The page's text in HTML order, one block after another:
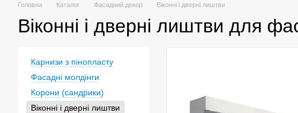
Головна Каталог Фасадний декор Віконні і дверні лиштви
Віконні і дверні лиштви для
Карнизи з пінопласту
Фасадні молдінги
Корони (сандрики)
Віконні і дверні лиштви